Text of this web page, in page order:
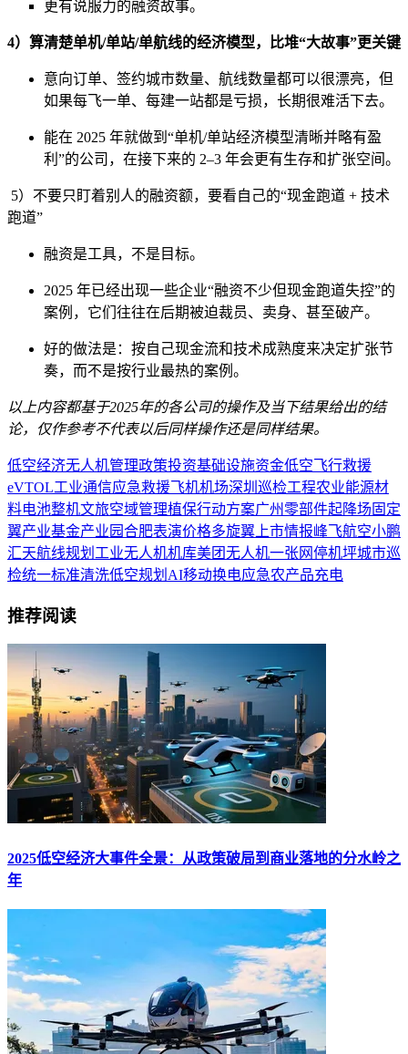
更有说服力的融资故事。
4）算清楚单机/单站/单航线的经济模型，比堆“大故事”更关键
意向订单、签约城市数量、航线数量都可以很漂亮，但
如果每飞一单、每建一站都是亏损，长期很难活下去。
能在 2025 年就做到“单机/单站经济模型清晰并略有盈
利”的公司，在接下来的 2–3 年会更有生存和扩张空间。
5）不要只盯着别人的融资额，要看自己的“现金跑道 + 技术
跑道”
融资是工具，不是目标。
2025 年已经出现一些企业“融资不少但现金跑道失控”的
案例，它们往往在后期被迫裁员、卖身、甚至破产。
好的做法是：按自己现金流和技术成熟度来决定扩张节
奏，而不是按行业最热的案例。
以上内容都基于2025年的各公司的操作及当下结果给出的结
论，仅作参考不代表以后同样操作还是同样结果。
低空经济无人机管理政策投资基础设施资金低空飞行救援
eVTOL工业通信应急救援飞机机场深圳 巡检工程农业能源材
料电池整机文旅空域管理植保行动方案广州零部件起降场 固定
翼产业基金产业园合肥表演价格多旋翼 上市情报峰飞航空小鹏
汇天航线规划 工业无人机机库美团无人机一张网停机坪城市巡
检统一标准清洗低空规划 AI移动换电应急农产品充电
推荐阅读
2025低空经济大事件全景：从政策破局到商业落地的分水岭之
年